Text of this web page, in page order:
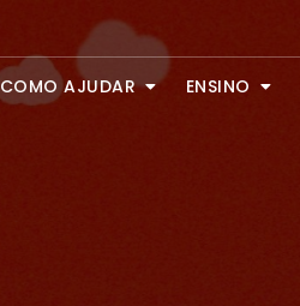
COMO AJUDAR ENSINO